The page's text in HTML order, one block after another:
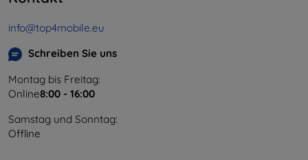
info@top4mobile.eu
Schreiben Sie uns
Montag bis Freitag:
Online8:00 - 16:00
Samstag und Sonntag:
Offline